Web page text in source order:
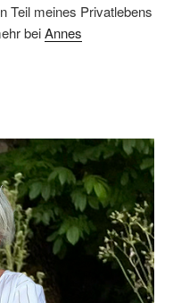
Teil meines Privatlebens
beiAnnes